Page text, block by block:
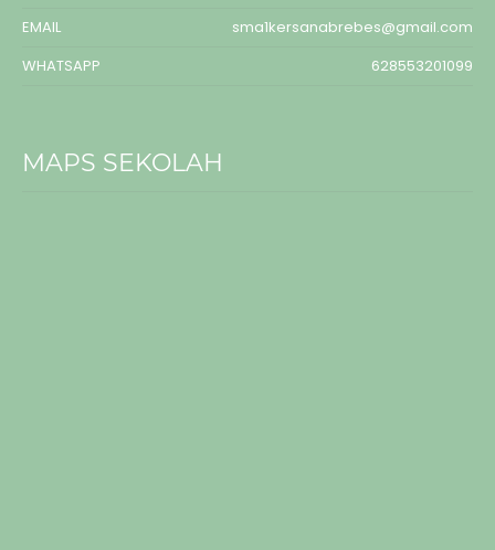
EMAIL
sma1kersanabrebes@gmail.com
WHATSAPP
628553201099
MAPS SEKOLAH